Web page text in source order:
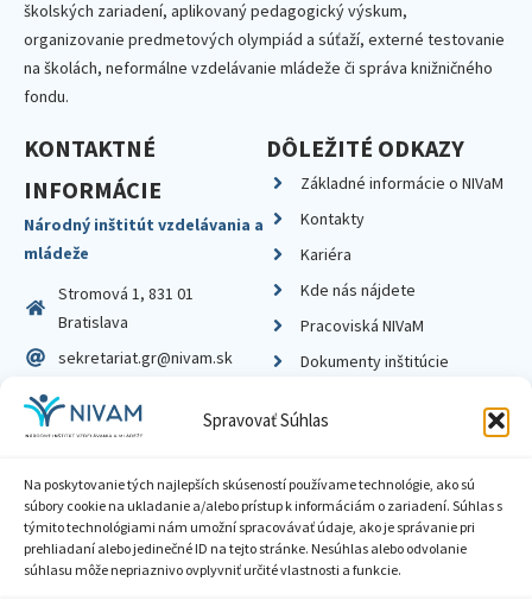
Spravovať Súhlas
Na poskytovanie tých najlepších skúseností používame technológie, ako sú
súbory cookie na ukladanie a/alebo prístup k informáciám o zariadení. Súhlas s
týmito technológiami nám umožní spracovávať údaje, ako je správanie pri
prehliadaní alebo jedinečné ID na tejto stránke. Nesúhlas alebo odvolanie
súhlasu môže nepriaznivo ovplyvniť určité vlastnosti a funkcie.
školských zariadení, aplikovaný pedagogický výskum,
organizovanie predmetových olympiád a súťaží, externé testovanie
na školách, neformálne vzdelávanie mládeže či správa knižničného
fondu.
KONTAKTNÉ
INFORMÁCIE
Národný inštitút vzdelávania a
mládeže
Stromová 1, 831 01
Bratislava
sekretariat.gr@nivam.sk
IČO: 00164348
DIČ: 2020798714
DÔLEŽITÉ ODKAZY
Základné informácie o NIVaM
Kontakty
Kariéra
Kde nás nájdete
Pracoviská NIVaM
Dokumenty inštitúcie
Zásady ochrany súkromia